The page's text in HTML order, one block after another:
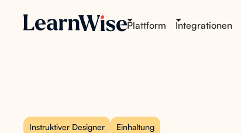
Plattform Integrationen
Instruktiver Designer Einhaltung